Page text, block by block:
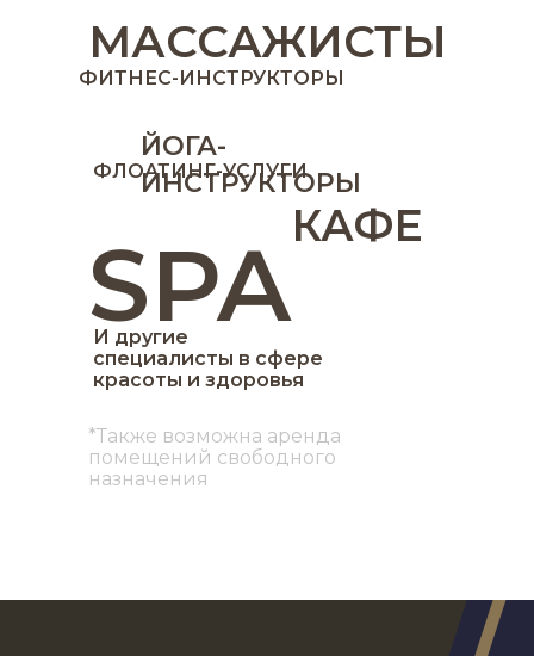
МАССАЖИСТЫ
ФЛОАТИНГ-УСЛУГИ
ЙОГА-
ИНСТРУКТОРЫ
ФИТНЕС-ИНСТРУКТОРЫ
SPAКАФЕ
И другие
специалисты в сфере
красоты и здоровья
*Также возможна аренда
помещений свободного
назначения